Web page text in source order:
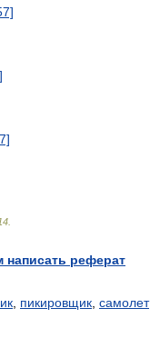
написать реферат
пикировщик самолет